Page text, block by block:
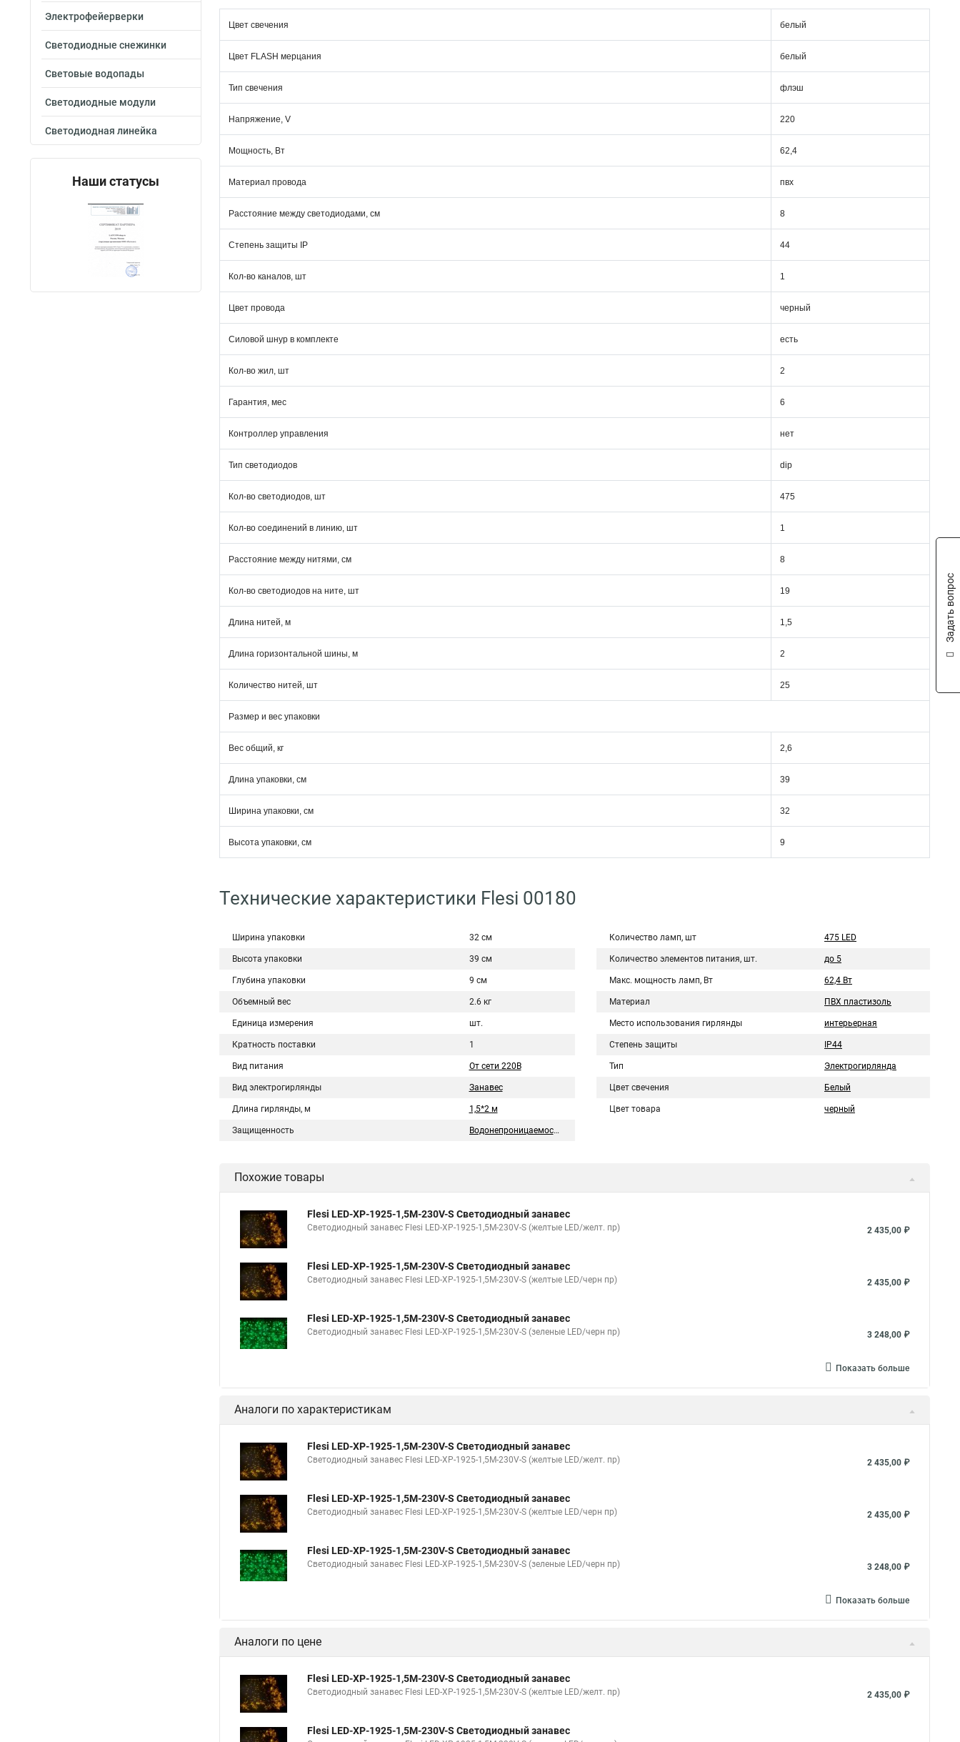
Электрофейерверки
Светодиодные снежинки
Световые водопады
Светодиодные модули
Светодиодная линейка
Наши статусы
Цвет свечения белый
Цвет FLASH мерцания белый
Тип свечения флэш
Напряжение, V 220
Мощность, Вт 62,4
Материал провода пвх
Расстояние между светодиодами, см 8
Степень защиты IP 44
Кол-во каналов, шт 1
Цвет провода черный
Силовой шнур в комплекте есть
Кол-во жил, шт 2
Гарантия, мес 6
Контроллер управления нет
Тип светодиодов dip
Кол-во светодиодов, шт 475
Кол-во соединений в линию, шт 1
Расстояние между нитями, см 8
Кол-во светодиодов на ните, шт 19
Длина нитей, м 1,5
Длина горизонтальной шины, м 2
Количество нитей, шт 25
Размер и вес упаковки
Вес общий, кг 2,6
Длина упаковки, см 39
Ширина упаковки, см 32
Высота упаковки, см 9
Технические характеристики Flesi 00180
Ширина упаковки 32 см
Высота упаковки 39 см
Глубина упаковки 9 см
Объемный вес 2.6 кг
Единица измерения шт.
Кратность поставки 1
Вид питания От сети 220В
Вид электрогирлянды Занавес
Длина гирлянды, м 1,5*2 м
Защищенность Водонепроницаемость
Количество ламп, шт 475 LED
Количество элементов питания, шт. до 5
Макс. мощность ламп, Вт 62,4 Вт
Материал ПВХ пластизоль
Место использования гирлянды интерьерная
Степень защиты IP44
Тип Электрогирлянда
Цвет свечения Белый
Цвет товара черный
Похожие товары
Flesi LED-XP-1925-1,5M-230V-S Светодиодный занавес
Светодиодный занавес Flesi LED-XP-1925-1,5M-230V-S (желтые LED/желт. пр) 2 435,00 ₽
Flesi LED-XP-1925-1,5M-230V-S Светодиодный занавес
Светодиодный занавес Flesi LED-XP-1925-1,5M-230V-S (желтые LED/черн пр) 2 435,00 ₽
Flesi LED-XP-1925-1,5M-230V-S Светодиодный занавес
Светодиодный занавес Flesi LED-XP-1925-1,5M-230V-S (зеленые LED/черн пр) 3 248,00 ₽
Показать больше
Аналоги по характеристикам
Flesi LED-XP-1925-1,5M-230V-S Светодиодный занавес
Светодиодный занавес Flesi LED-XP-1925-1,5M-230V-S (желтые LED/желт. пр) 2 435,00 ₽
Flesi LED-XP-1925-1,5M-230V-S Светодиодный занавес
Светодиодный занавес Flesi LED-XP-1925-1,5M-230V-S (желтые LED/черн пр) 2 435,00 ₽
Flesi LED-XP-1925-1,5M-230V-S Светодиодный занавес
Светодиодный занавес Flesi LED-XP-1925-1,5M-230V-S (зеленые LED/черн пр) 3 248,00 ₽
Показать больше
Аналоги по цене
Flesi LED-XP-1925-1,5M-230V-S Светодиодный занавес
Светодиодный занавес Flesi LED-XP-1925-1,5M-230V-S (желтые LED/желт. пр) 2 435,00 ₽
Flesi LED-XP-1925-1,5M-230V-S Светодиодный занавес
Задать вопрос